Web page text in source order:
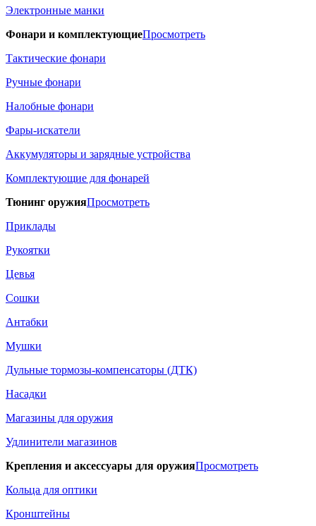
Электронные манки
Фонари и комплектующиеПросмотреть
Тактические фонари
Ручные фонари
Налобные фонари
Фары-искатели
Аккумуляторы и зарядные устройства
Комплектующие для фонарей
Тюнинг оружияПросмотреть
Приклады
Рукоятки
Цевья
Сошки
Антабки
Мушки
Дульные тормозы-компенсаторы (ДТК)
Насадки
Магазины для оружия
Удлинители магазинов
Крепления и аксессуары для оружияПросмотреть
Кольца для оптики
Кронштейны